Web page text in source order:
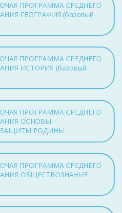
ПРОГРАММА СРЕДНЕГО
ГЕОГРАФИЯ (базовый
ПРОГРАММА СРЕДНЕГО
ИСТОРИЯ (базовый
ПРОГРАММА СРЕДНЕГО
ОСНОВЫ
ЗАЩИТЫ РОДИНЫ
ПРОГРАММА СРЕДНЕГО
ОБЩЕСТВОЗНАНИЕ